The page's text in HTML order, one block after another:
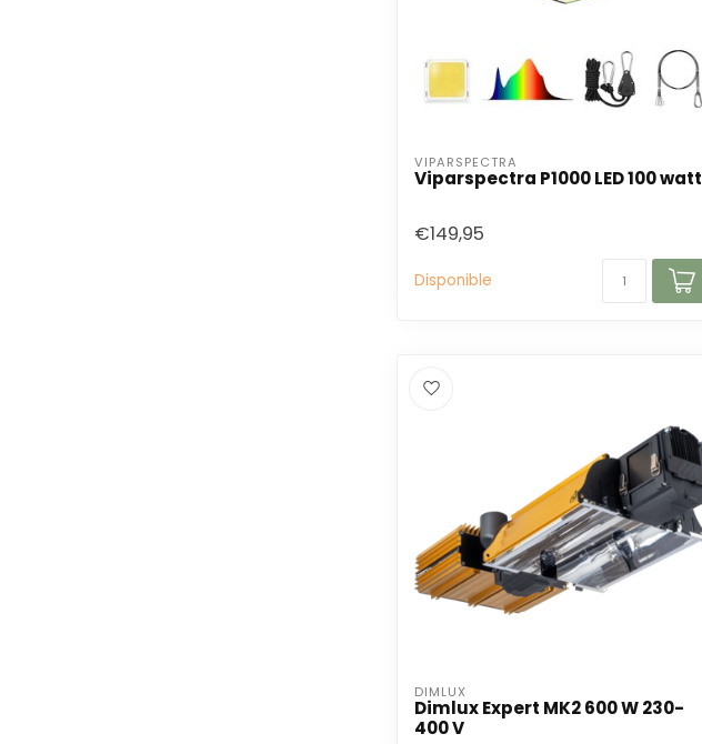
VIPARSPECTRA
Viparspectra P1000 LED 100 watt
€149,95
Disponible
DIMLUX
Dimlux Expert MK2 600 W 230-
400 V